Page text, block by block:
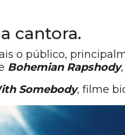
cantora.
o público,
Bohemian Rapshody
Somebody, filme